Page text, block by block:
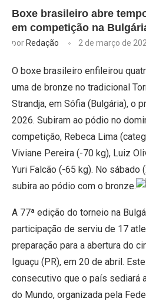
Boxe brasileiro abre
em competição na
por Redação 2 de março de
O boxe brasileiro enfileirou
uma de bronze no tradicional
Strandja, em Sófia (Bulgária), o
2026. Subiram ao pódio no
competição, Rebeca Lima
Viviane Pereira (-70 kg), Luiz
Yuri Falcão (-65 kg). No sábado
subira ao pódio com o bronze.
A 77ª edição do torneio na
participação de serviu de 17
preparação para a abertura do
Iguaçu (PR), em 20 de abril.
consecutivo que o país sediará
do Mundo, organizada pela